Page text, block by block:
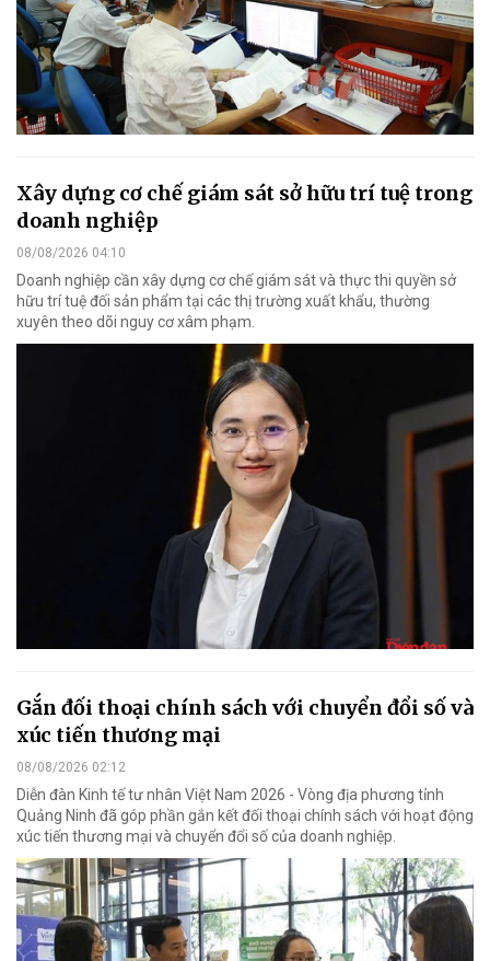
Xây dựng cơ chế giám sát sở hữu trí tuệ trong
doanh nghiệp
08/08/2026 04:10
Doanh nghiệp cần xây dựng cơ chế giám sát và thực thi quyền sở
hữu trí tuệ đối sản phẩm tại các thị trường xuất khẩu, thường
xuyên theo dõi nguy cơ xâm phạm.
Gắn đối thoại chính sách với chuyển đổi số và
xúc tiến thương mại
08/08/2026 02:12
Diễn đàn Kinh tế tư nhân Việt Nam 2026 - Vòng địa phương tỉnh
Quảng Ninh đã góp phần gắn kết đối thoại chính sách với hoạt động
xúc tiến thương mại và chuyển đổi số của doanh nghiệp.